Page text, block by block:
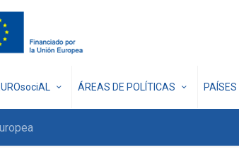
ÁREAS DE POLÍTICAS PAÍSES